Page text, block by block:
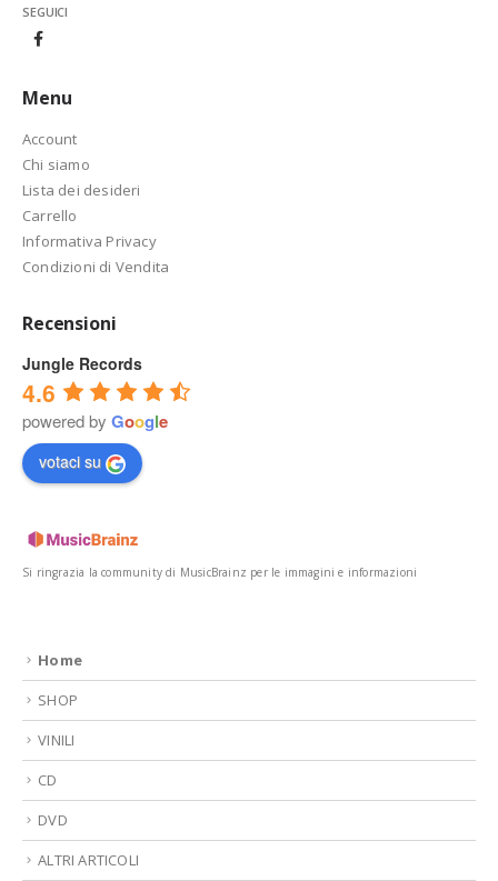
SEGUICI
Menu
Account
Chi siamo
Lista dei desideri
Carrello
Informativa Privacy
Condizioni di Vendita
Recensioni
Jungle Records
4.6
powered by Google
votaci su
Si ringrazia la community di MusicBrainz per le immagini e informazioni
Home
SHOP
VINILI
CD
DVD
ALTRI ARTICOLI